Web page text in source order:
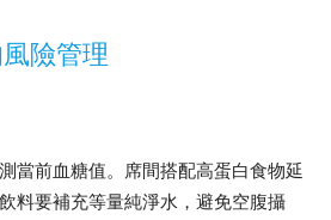
險管理
當前血糖值。席間搭配高蛋白食物延
料要補充等量純淨水，避免空腹攝